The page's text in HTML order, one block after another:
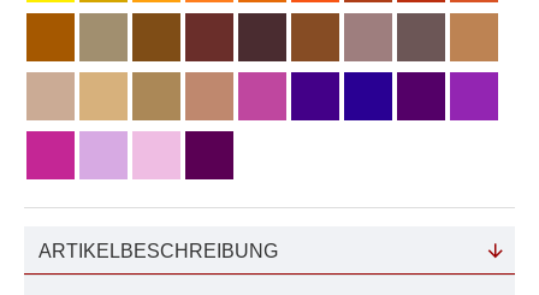
ARTIKELBESCHREIBUNG